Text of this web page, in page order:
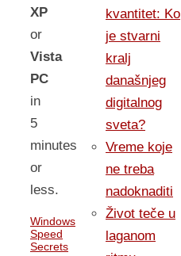
XP
or
Vista
PC
in
5
minutes
or
less.
Windows
Speed
Secrets
kvantitet: Ko
je stvarni
kralj
današnjeg
digitalnog
sveta?
Vreme koje
ne treba
nadoknaditi
Život teče u
laganom